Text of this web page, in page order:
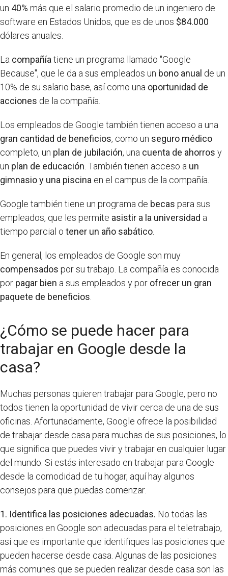
un 40% más que el salario promedio de un ingeniero de
software en Estados Unidos, que es de unos $84.000
dólares anuales.
La compañía tiene un programa llamado "Google
Because", que le da a sus empleados un bono anual de un
10% de su salario base, así como una oportunidad de
acciones de la compañía.
Los empleados de Google también tienen acceso a una
gran cantidad de beneficios, como un seguro médico
completo, un plan de jubilación, una cuenta de ahorros y
un plan de educación . También tienen acceso a un
gimnasio y una piscina en el campus de la compañía.
Google también tiene un programa de becas para sus
empleados, que les permite asistir a la universidad a
tiempo parcial o tener un año sabático
En general, los empleados de Google son muy
compensados por su trabajo. La compañía es conocida
por pagar bien a sus empleados y por ofrecer un gran
paquete de beneficios
¿Cómo se puede hacer para
trabajar en Google desde la
casa?
Muchas personas quieren trabajar para Google, pero no
todos tienen la oportunidad de vivir cerca de una de sus
oficinas. Afortunadamente, Google ofrece la posibilidad
de trabajar desde casa para muchas de sus posiciones, lo
que significa que puedes vivir y trabajar en cualquier lugar
del mundo. Si estás interesado en trabajar para Google
desde la comodidad de tu hogar, aquí hay algunos
consejos para que puedas comenzar.
1. Identifica las posiciones adecuadas. No todas las
posiciones en Google son adecuadas para el teletrabajo,
así que es importante que identifiques las posiciones que
pueden hacerse desde casa. Algunas de las posiciones
más comunes que se pueden realizar desde casa son las